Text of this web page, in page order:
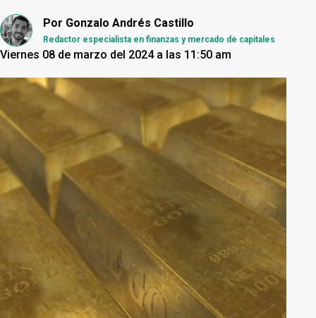
Por Gonzalo Andrés Castillo
Redactor especialista en finanzas y mercado de capitales
Viernes 08 de marzo del 2024 a las 11:50 am